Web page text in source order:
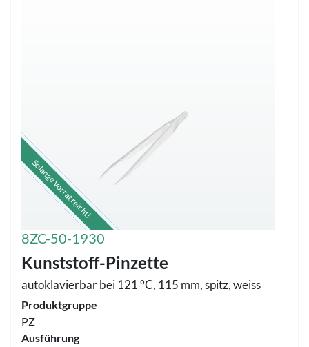
Solange Vorrat reicht!
8ZC-50-1930
Kunststoff-Pinzette
autoklavierbar bei 121 °C, 115 mm, spitz, weiss
Produktgruppe
PZ
Ausführung